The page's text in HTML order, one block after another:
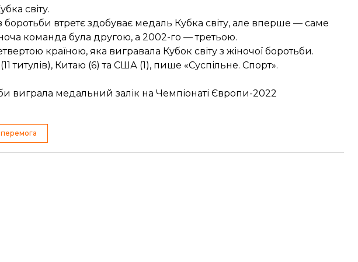
світу.
боротьби втретє здобуває медаль Кубка світу, але вперше — саме
команда була другою, а 2002-го — третьою.
країною, яка вигравала Кубок світу з жіночої боротьби.
титулів), Китаю (6) та США (1), пише «Суспільне. Спорт».
виграла медальний залік на Чемпіонаті Європи-2022
перемога